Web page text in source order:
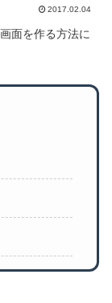
2017.02.04
面を作る方法に